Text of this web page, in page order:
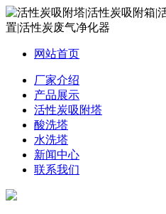
网站首页
厂家介绍
产品展示
活性炭吸附塔
酸洗塔
水洗塔
新闻中心
联系我们